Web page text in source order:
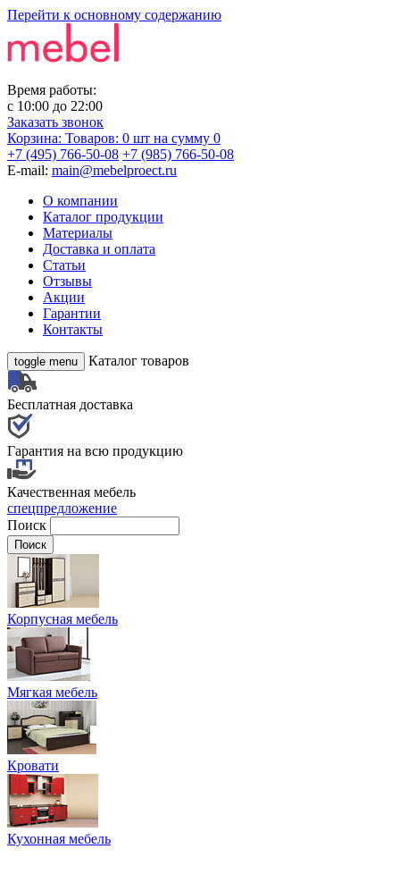
Перейти к основному содержанию
Время работы:
с 10:00 до 22:00
Заказать звонок
Корзина: Товаров: 0 шт на сумму 0
+7 (495) 766-50-08 +7 (985) 766-50-08
E-mail: main@mebelproect.ru
О компании
Каталог продукции
Материалы
Доставка и оплата
Статьи
Отзывы
Акции
Гарантии
Контакты
toggle menu Каталог товаров
Бесплатная доставка
Гарантия на всю продукцию
Качественная мебель
спецпредложение
Поиск
Корпусная мебель
Мягкая мебель
Кровати
Кухонная мебель